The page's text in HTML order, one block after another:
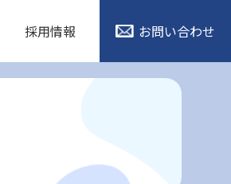
採用情報 お問い合わせ